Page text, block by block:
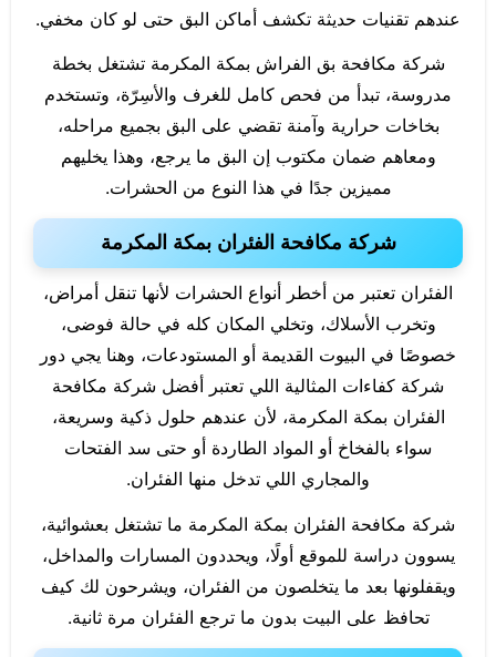
عندهم تقنيات حديثة تكشف أماكن البق حتى لو كان مخفي.
شركة مكافحة بق الفراش بمكة المكرمة تشتغل بخطة
مدروسة، تبدأ من فحص كامل للغرف والأسِرّة، وتستخدم
بخاخات حرارية وآمنة تقضي على البق بجميع مراحله،
ومعاهم ضمان مكتوب إن البق ما يرجع، وهذا يخليهم
مميزين جدًا في هذا النوع من الحشرات.
شركة مكافحة الفئران بمكة المكرمة
الفئران تعتبر من أخطر أنواع الحشرات لأنها تنقل أمراض،
وتخرب الأسلاك، وتخلي المكان كله في حالة فوضى،
خصوصًا في البيوت القديمة أو المستودعات، وهنا يجي دور
شركة كفاءات المثالية اللي تعتبر أفضل شركة مكافحة
الفئران بمكة المكرمة، لأن عندهم حلول ذكية وسريعة،
سواء بالفخاخ أو المواد الطاردة أو حتى سد الفتحات
والمجاري اللي تدخل منها الفئران.
شركة مكافحة الفئران بمكة المكرمة ما تشتغل بعشوائية،
يسوون دراسة للموقع أولًا، ويحددون المسارات والمداخل،
ويقفلونها بعد ما يتخلصون من الفئران، ويشرحون لك كيف
تحافظ على البيت بدون ما ترجع الفئران مرة ثانية.